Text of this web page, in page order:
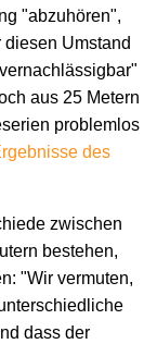
"abzuhören",
Umstand
aus 25 Metern
problemlos
des
zwischen
bestehen,
"Wir vermuten,
dass der